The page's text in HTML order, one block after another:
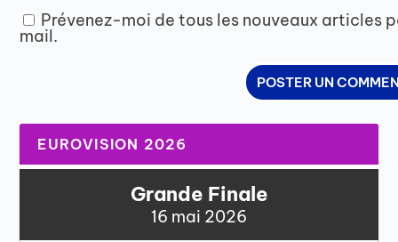
Prévenez-moi de tous les nouveaux articles
mail.
EUROVISION 2026
Grande Finale
16 mai 2026